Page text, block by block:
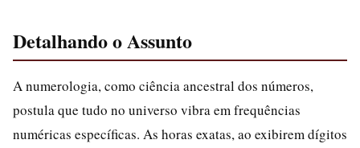
Detalhando o Assunto
A numerologia, como ciência ancestral dos números,
postula que tudo no universo vibra em frequências
numéricas específicas. As horas exatas, ao exibirem dígitos